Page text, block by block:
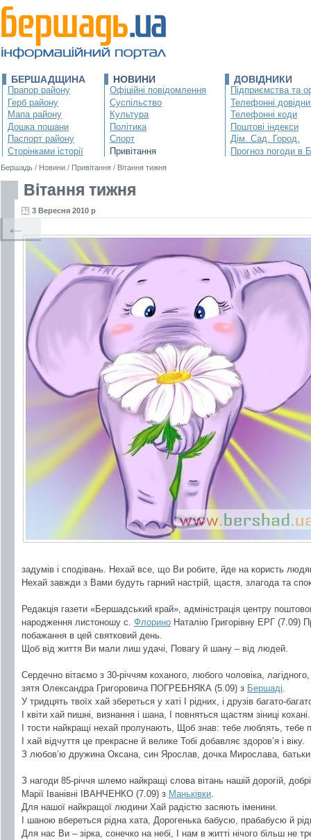
БЕРШАДЩИНА
Прапор району
Герб району
Мапа району
Дошка пошани
Паспорт району
Сторінками історії
НОВИНИ
Офіційні повідомлення
Суспільство
Культура
Політика
Спорт
Привітання
ДОВІДНИКИ
Підприємства та
Телефонні
Телефонні коди
Поштові індекси
Дім. Сад. Город.
Прогноз погоди в
Бершадь / Новини / Привітання / Вітання тижня
Вітання тижня
3 Вересня 2010 р
задумів і сподівань. Нехай все, що Ви робите, йде на користь
Нехай завжди з Вами будуть гарний настрій, щастя, злагода та
Редакція газети «Бершадський край», адміністрація центру
народження листоношу с. Флорино Наталію Григорівну ЕРГ (7.09)
побажання в цей святковий день.
Щоб від життя Ви мали лиш удачі, Повагу й шану – від людей.
Сердечно вітаємо з 30-річчям коханого, любого чоловіка,
зятя Олександра Григоровича ПОГРЕБНЯКА (5.09) з Бершаді
У тридцять твоїх хай збереться у хаті І рідних, і друзів багато-
І квіти хай пишні, визнання і шана, І повняться щастям зіниці кохані.
І тости найкращі нехай пролунають, Щоб знав: тебе люблять, тебе
І хай відчуття це прекрасне й велике Тобі добавляє здоров’я і віку.
З любов’ю дружина Оксана, син Ярослав, дочка Мирослава, батьки
З нагоди 85-річчя шлемо найкращі слова вітань нашій дорогій,
Марії Іванівні ІВАНЧЕНКО (7.09) з Маньківки
Для нашої найкращої людини Хай радістю засяють іменини.
І шаною вбереться рідна хата, Дорогенька бабусю, прабабусю й
Для нас Ви – зірка, сонечко на небі, І нам в житті нічого більш
←